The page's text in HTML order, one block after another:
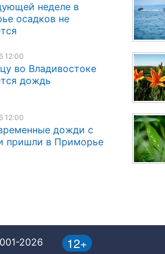
неделе в
осадков не
12:00
во Владивостоке
дождь
12:00
дожди с
пришли в Приморье
12+
2026